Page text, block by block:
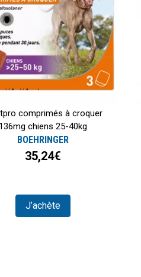
comprimés à croquer
136mg chiens 25-40kg
BOEHRINGER
35,24€
J’achète